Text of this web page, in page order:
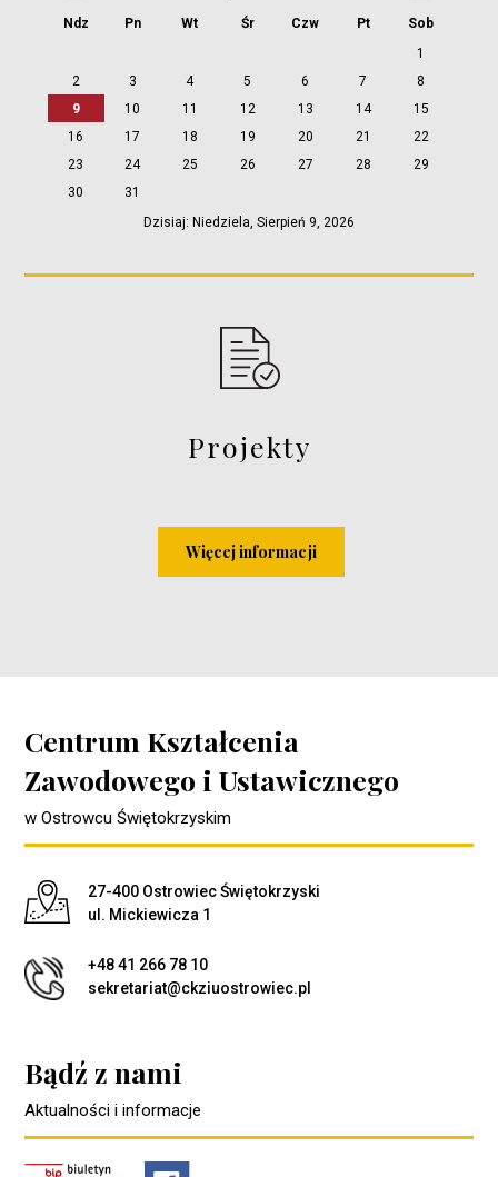
Ndz Pn Wt Śr Czw Pt
Sob
1
2
3 4 5 6 7
8
9
10 11 12 13 14
15
16
17 18 19 20 21
22
23
24 25 26 27 28
29
30
31
Dzisiaj: Niedziela, Sierpień 9, 2026
Projekty
Więcej informacji
Centrum Kształcenia
Zawodowego i Ustawicznego
w Ostrowcu Świętokrzyskim
Adres pocztowy:
27-400 Ostrowiec Świętokrzyski
ul. Mickiewicza 1
+48 41 266 78 10
sekretariat@ckziuostrowiec.pl
Bądź z nami
Aktualności i informacje